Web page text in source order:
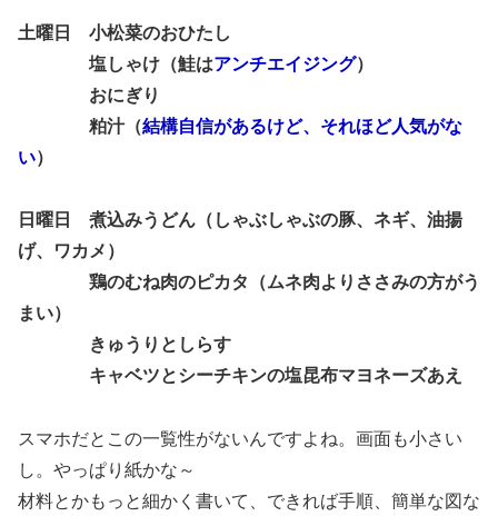
土曜日 小松菜のおひたし
塩しゃけ（鮭はアンチエイジング）
おにぎり
粕汁（結構自信があるけど、それほど人気がな
い）
日曜日 煮込みうどん（しゃぶしゃぶの豚、ネギ、油揚
げ、ワカメ）
鶏のむね肉のピカタ（ムネ肉よりささみの方がう
まい）
きゅうりとしらす
キャベツとシーチキンの塩昆布マヨネーズあえ
スマホだとこの一覧性がないんですよね。画面も小さい
し。やっぱり紙かな～
材料とかもっと細かく書いて、できれば手順、簡単な図な